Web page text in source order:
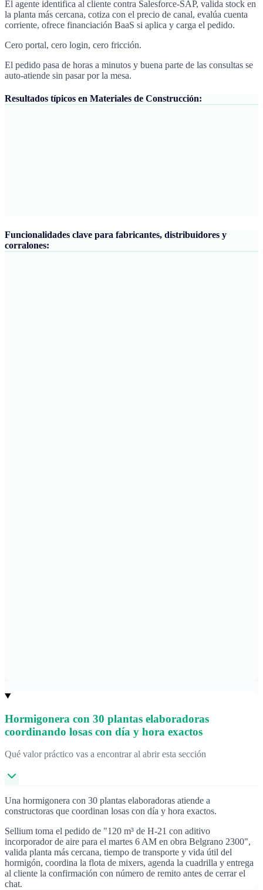
El agente identifica al cliente contra Salesforce-SAP, valida stock en
la planta más cercana, cotiza con el precio de canal, evalúa cuenta
corriente, ofrece financiación BaaS si aplica y carga el pedido.
Cero portal, cero login, cero fricción.
El pedido pasa de horas a minutos y buena parte de las consultas se
auto-atiende sin pasar por la mesa.
Resultados típicos en Materiales de Construcción:
Funcionalidades clave para fabricantes, distribuidores y
corralones:
Hormigonera con 30 plantas elaboradoras
coordinando losas con día y hora exactos
Qué valor práctico vas a encontrar al abrir esta sección
Una hormigonera con 30 plantas elaboradoras atiende a
constructoras que coordinan losas con día y hora exactos.
Sellium toma el pedido de "120 m³ de H-21 con aditivo
incorporador de aire para el martes 6 AM en obra Belgrano 2300",
valida planta más cercana, tiempo de transporte y vida útil del
hormigón, coordina la flota de mixers, agenda la cuadrilla y entrega
al cliente la confirmación con número de remito antes de cerrar el
chat.